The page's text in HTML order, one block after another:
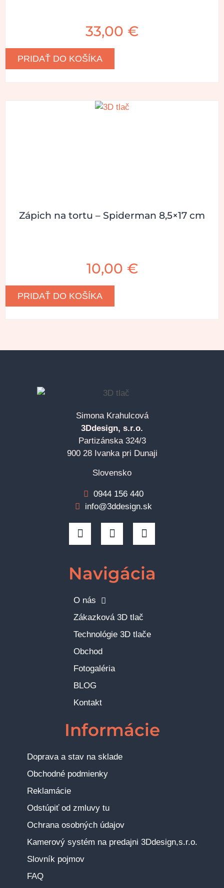
33,00 €
PRIDAŤ DO KOŠÍKA
Zápich na tortu – Spiderman 8,5×17 cm
10,00 €
PRIDAŤ DO KOŠÍKA
Simona Krahulcová
3Ddesign, s.r.o.
Partizánska 324/3
900 28 Ivanka pri Dunaji
Slovensko
0944 156 440
info@3ddesign.sk
Navigácia
O nás
Zákazková 3D tlač
Technológie 3D tlače
Obchod
Fotogaléria
BLOG
Kontakt
Informácie
Doprava a stav na sklade
Obchodné podmienky
Reklamácie
Odstúpiť od zmluvy tu
Ochrana osobných údajov
Kamerový systém na predajni 3Ddesign,s.r.o.
Slovník pojmov
FAQ